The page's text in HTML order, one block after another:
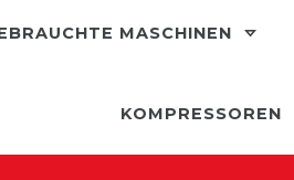
MASCHINEN
KOMPRESSOREN